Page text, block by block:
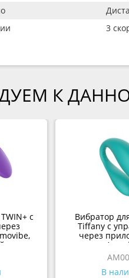
3
К
с
Вибратор
Tiffany с
через
В